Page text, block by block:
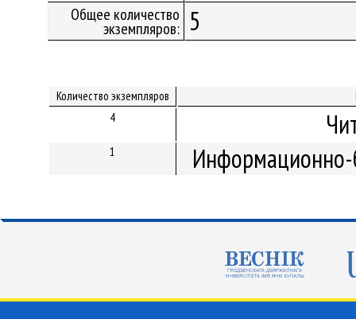
Общее количество
экземпляров: 5
Количество экземпляров
4
1 Информационно-